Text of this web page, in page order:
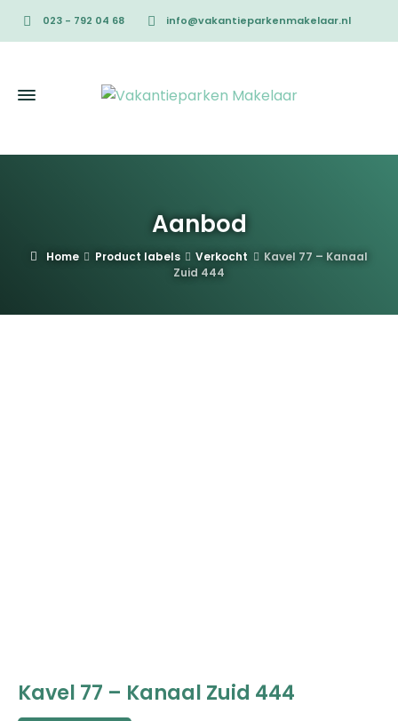
023 - 792 04 68 info@vakantieparkenmakelaar.nl
Aanbod
Home Product labels Verkocht
Kavel 77 – Kanaal
Zuid 444
Kavel 77 – Kanaal Zuid 444